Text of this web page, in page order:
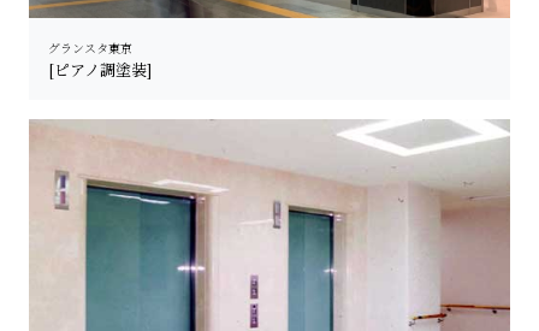
グランスタ東京
[ピアノ調塗装]